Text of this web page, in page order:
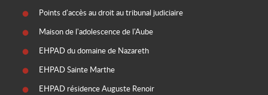
Points d'accès au droit au tribunal judiciaire
Maison de l'adolescence de l'Aube
EHPAD du domaine de Nazareth
EHPAD Sainte Marthe
EHPAD résidence Auguste Renoir